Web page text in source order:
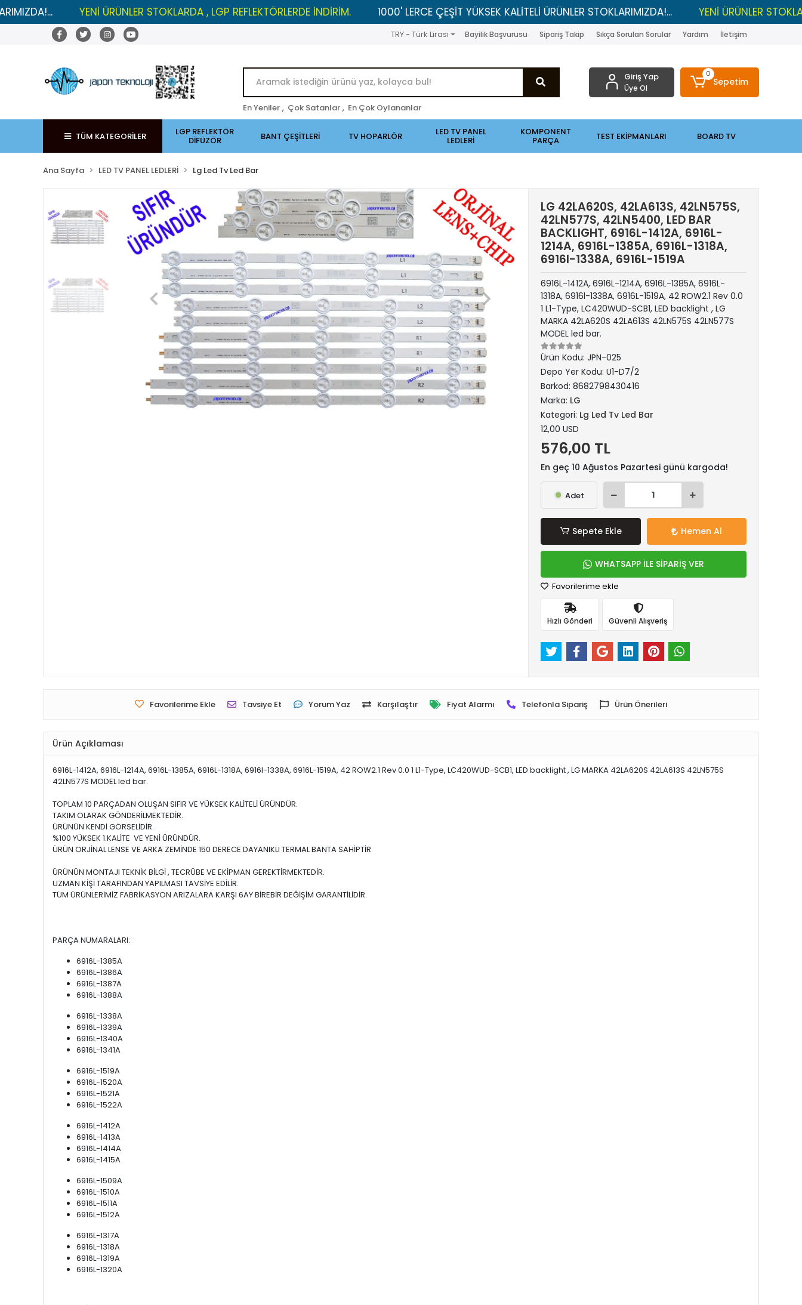
YENİ ÜRÜNLER STOKLARDA , LGP REFLEKTÖRLERDE İNDİRİM. 1000' LERCE ÇEŞİT YÜKSEK KALİTELİ ÜRÜNLER STOKLARIMIZDA!... YENİ ÜRÜNLER STOKLARDA , LGP
TRY - Türk Lirası Bayilik Başvurusu Sipariş Takip Sıkça Sorulan Sorular Yardım İletişim
En Yeniler , Çok Satanlar , En Çok Oylananlar
Giriş Yap
Üye Ol
0
Sepetim
TÜM KATEGORİLER LGP REFLEKTÖR
DİFÜZÖR BANT ÇEŞİTLERİ TV HOPARLÖR LED TV PANEL
LEDLERİ
KOMPONENT
PARÇA TEST EKİPMANLARI BOARD TV
Ana Sayfa LED TV PANEL LEDLERİ Lg Led Tv Led Bar
LG 42LA620S, 42LA613S, 42LN575S,
42LN577S, 42LN5400, LED BAR
BACKLIGHT, 6916L-1412A, 6916L-
1214A, 6916L-1385A, 6916L-1318A,
6916l-1338A, 6916L-1519A
6916L-1412A, 6916L-1214A, 6916L-1385A, 6916L-
1318A, 6916l-1338A, 6916L-1519A, 42 ROW2.1 Rev 0.0
1 L1-Type, LC420WUD-SCB1, LED backlight , LG
MARKA 42LA620S 42LA613S 42LN575S 42LN577S
MODEL led bar.
Ürün Kodu: JPN-025
Depo Yer Kodu: U1-D7/2
Barkod: 8682798430416
Marka: LG
Kategori: Lg Led Tv Led Bar
12,00 USD
576,00 TL
En geç 10 Ağustos Pazartesi günü kargoda!
Adet
Sepete Ekle Hemen Al
WHATSAPP İLE SİPARİŞ VER
Favorilerime ekle
Hızlı Gönderi Güvenli Alışveriş
Favorilerime Ekle Tavsiye Et Yorum Yaz Karşılaştır Fiyat Alarmı Telefonla Sipariş Ürün Önerileri
Ürün Açıklaması
6916L-1412A, 6916L-1214A, 6916L-1385A, 6916L-1318A, 6916l-1338A, 6916L-1519A, 42 ROW2.1 Rev 0.0 1 L1-Type, LC420WUD-SCB1, LED backlight , LG MARKA 42LA620S 42LA613S 42LN575S
42LN577S MODEL led bar.
TOPLAM 10 PARÇADAN OLUŞAN SIFIR VE YÜKSEK KALİTELİ ÜRÜNDÜR.
TAKIM OLARAK GÖNDERİLMEKTEDİR.
ÜRÜNÜN KENDİ GÖRSELİDİR.
%100 YÜKSEK 1.KALİTE VE YENİ ÜRÜNDÜR.
ÜRÜN ORJİNAL LENSE VE ARKA ZEMİNDE 150 DERECE DAYANIKLI TERMAL BANTA SAHİPTİR
ÜRÜNÜN MONTAJI TEKNİK BİLGİ , TECRÜBE VE EKİPMAN GEREKTİRMEKTEDİR.
UZMAN KİŞİ TARAFINDAN YAPILMASI TAVSİYE EDİLİR.
TÜM ÜRÜNLERİMİZ FABRİKASYON ARIZALARA KARŞI 6AY BİREBİR DEĞİŞİM GARANTİLİDİR.
PARÇA NUMARALARI:
6916L-1385A
6916L-1386A
6916L-1387A
6916L-1388A
6916L-1338A
6916L-1339A
6916L-1340A
6916L-1341A
6916L-1519A
6916L-1520A
6916L-1521A
6916L-1522A
6916L-1412A
6916L-1413A
6916L-1414A
6916L-1415A
6916L-1509A
6916L-1510A
6916L-1511A
6916L-1512A
6916L-1317A
6916L-1318A
6916L-1319A
6916L-1320A